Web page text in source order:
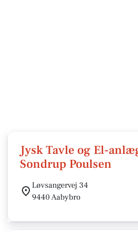
Jysk Tavle og El-
Sondrup Poulsen
Løvsangervej 34
9440 Aabybro